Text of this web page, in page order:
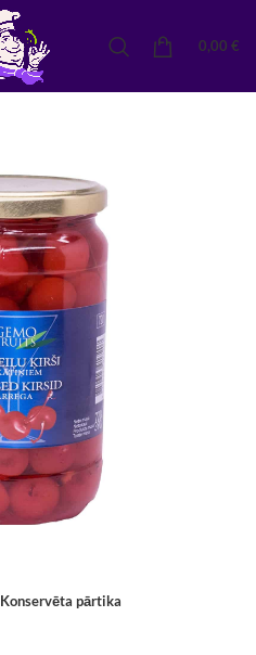
0,00 €
Konservēta pārtika